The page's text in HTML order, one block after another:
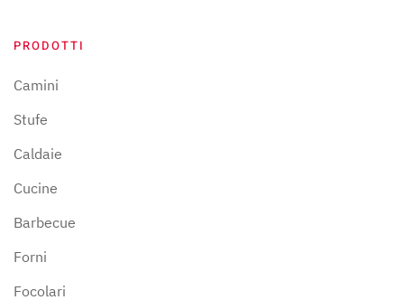
PRODOTTI
Camini
Stufe
Caldaie
Cucine
Barbecue
Forni
Focolari